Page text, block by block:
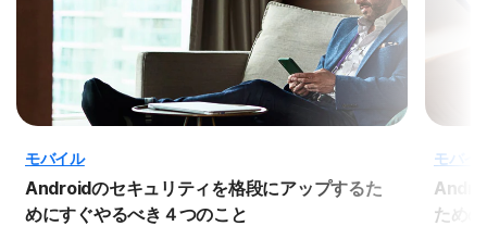
モバイル
Androidのセキュリティを格段にアップするた
めにすぐやるべき４つのこと
モバイ
ため